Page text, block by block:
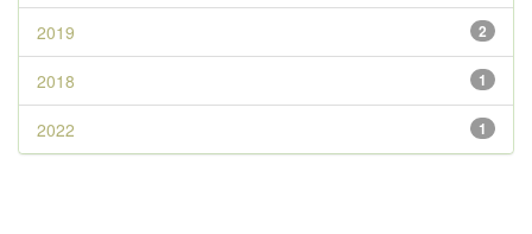
2
2019
1
2018
1
2022